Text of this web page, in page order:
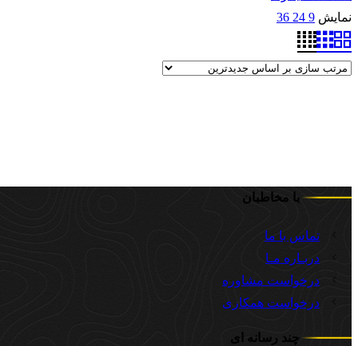
نمایش 9
24
36
با مخاطبان
تماس با ما
دربـاره مـا
درخواست مشاوره
درخواست همکاری
چند رسانه ای